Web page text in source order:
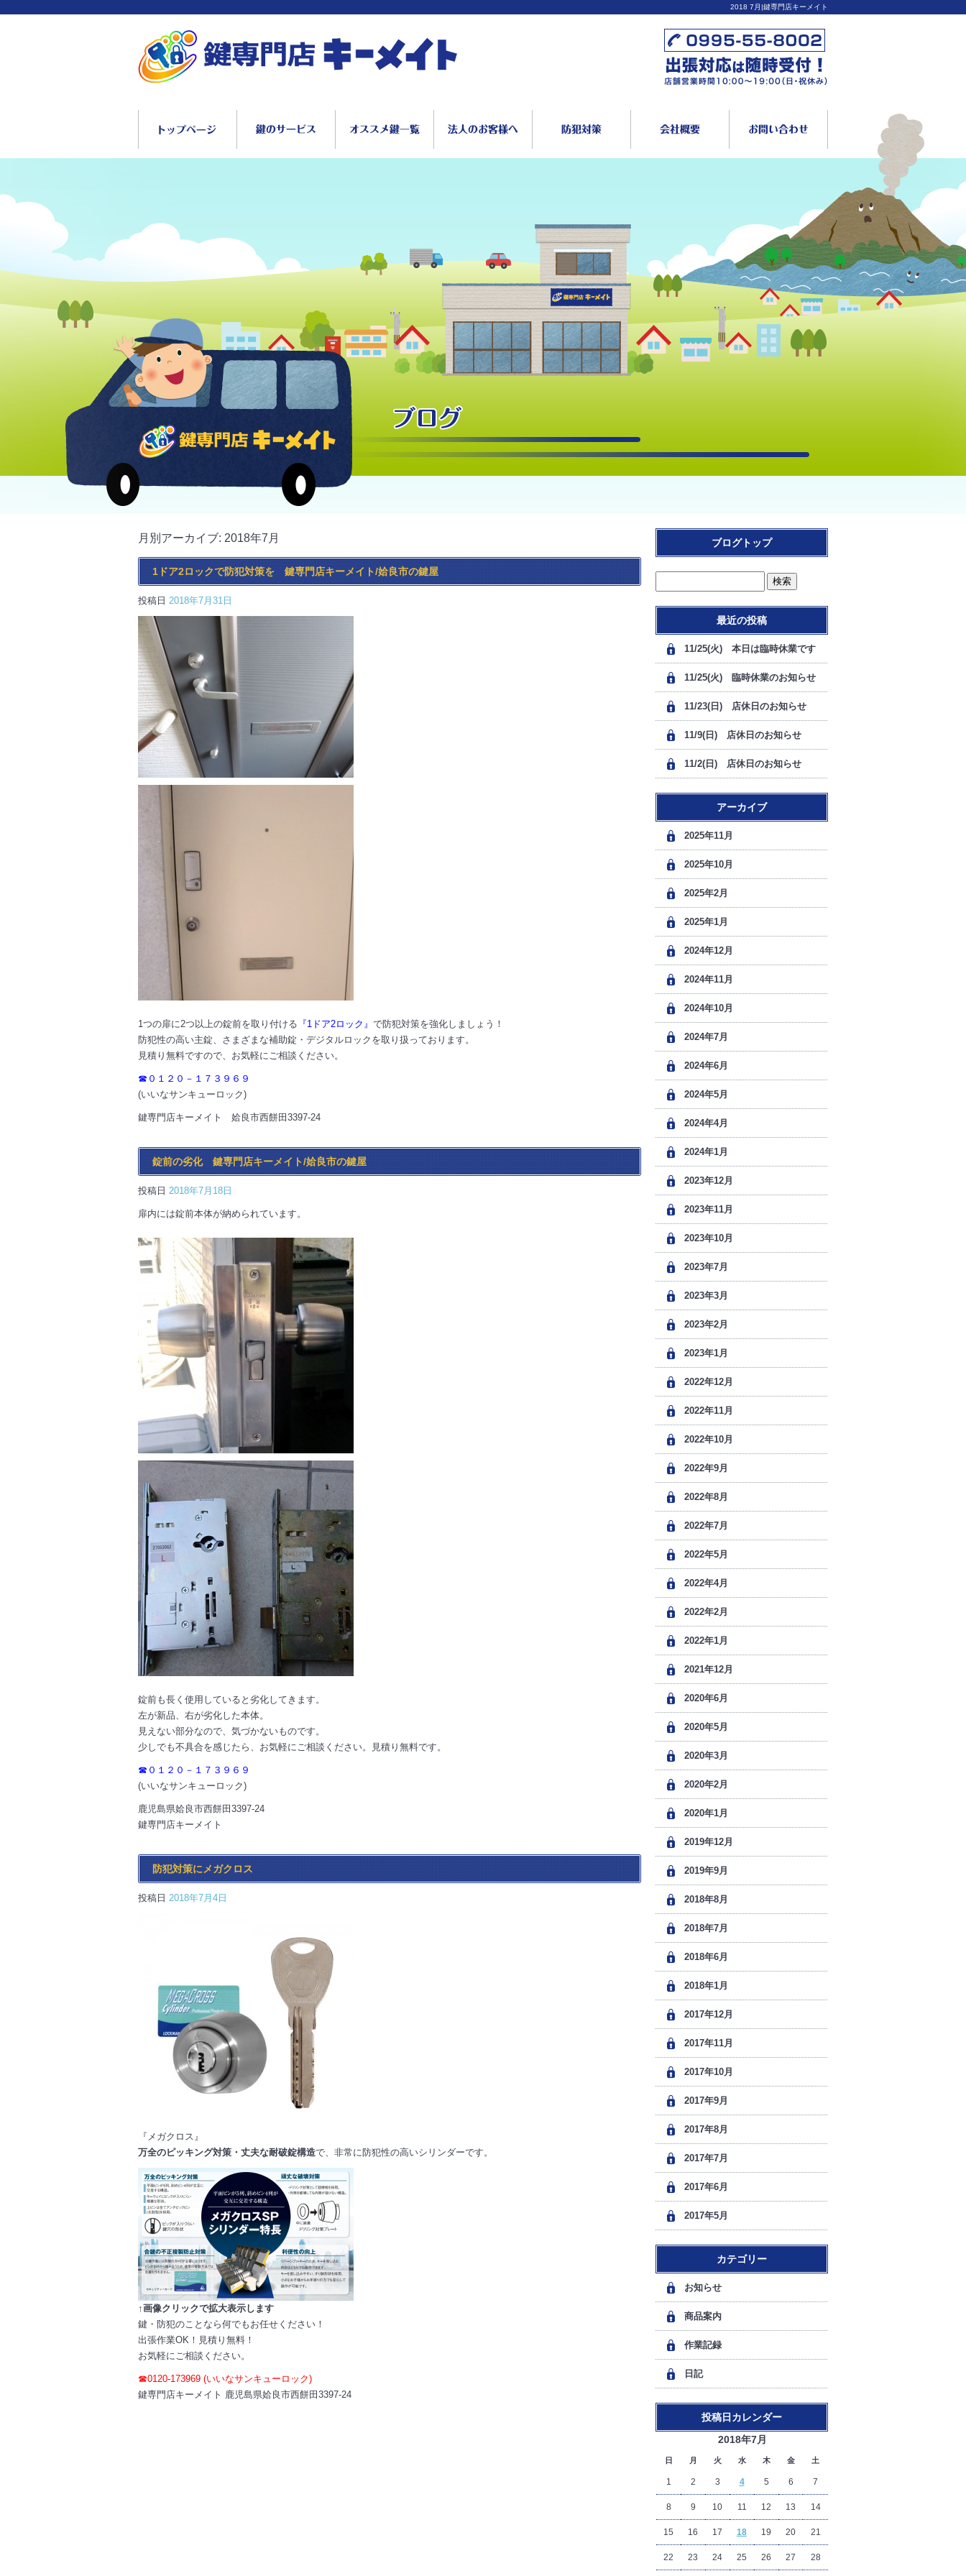
2018 7月|鍵専門店キーメイト
月別アーカイブ: 2018年7月
1ドア2ロックで防犯対策を 鍵専門店キーメイト/姶良市の鍵屋
投稿日 2018年7月31日
1つの扉に2つ以上の錠前を取り付ける 『1ドア2ロック』 で防犯対策を強化しましょう！
防犯性の高い主錠、さまざまな補助錠・デジタルロックを取り扱っております。
見積り無料ですので、お気軽にご相談ください。
☎０１２０－１７３９６９
(いいなサンキューロック)
鍵専門店キーメイト 姶良市西餅田3397-24
錠前の劣化 鍵専門店キーメイト/姶良市の鍵屋
投稿日 2018年7月18日
扉内には錠前本体が納められています。
錠前も長く使用していると劣化してきます。
左が新品、右が劣化した本体。
見えない部分なので、気づかないものです。
少しでも不具合を感じたら、お気軽にご相談ください。見積り無料です。
☎０１２０－１７３９６９
(いいなサンキューロック)
鹿児島県姶良市西餅田3397-24
鍵専門店キーメイト
防犯対策にメガクロス
投稿日 2018年7月4日
『メガクロス』
万全のピッキング対策・丈夫な耐破錠構造で、非常に防犯性の高いシリンダーです。
↑画像クリックで拡大表示します
鍵・防犯のことなら何でもお任せください！
出張作業OK！見積り無料！
お気軽にご相談ください。
☎0120-173969 (いいなサンキューロック)
鍵専門店キーメイト 鹿児島県姶良市西餅田3397-24
ブログトップ
最近の投稿
11/25(火) 本日は臨時休業です
11/25(火) 臨時休業のお知らせ
11/23(日) 店休日のお知らせ
11/9(日) 店休日のお知らせ
11/2(日) 店休日のお知らせ
アーカイブ
2025年11月
2025年10月
2025年2月
2025年1月
2024年12月
2024年11月
2024年10月
2024年7月
2024年6月
2024年5月
2024年4月
2024年1月
2023年12月
2023年11月
2023年10月
2023年7月
2023年3月
2023年2月
2023年1月
2022年12月
2022年11月
2022年10月
2022年9月
2022年8月
2022年7月
2022年5月
2022年4月
2022年2月
2022年1月
2021年12月
2020年6月
2020年5月
2020年3月
2020年2月
2020年1月
2019年12月
2019年9月
2018年8月
2018年7月
2018年6月
2018年1月
2017年12月
2017年11月
2017年10月
2017年9月
2017年8月
2017年7月
2017年6月
2017年5月
カテゴリー
お知らせ
商品案内
作業記録
日記
投稿日カレンダー
2018年7月
日 月 火 水 木 金 土
1 2 3 4 5 6 7
8 9 10 11 12 13 14
15 16 17 18 19 20 21
22 23 24 25 26 27 28